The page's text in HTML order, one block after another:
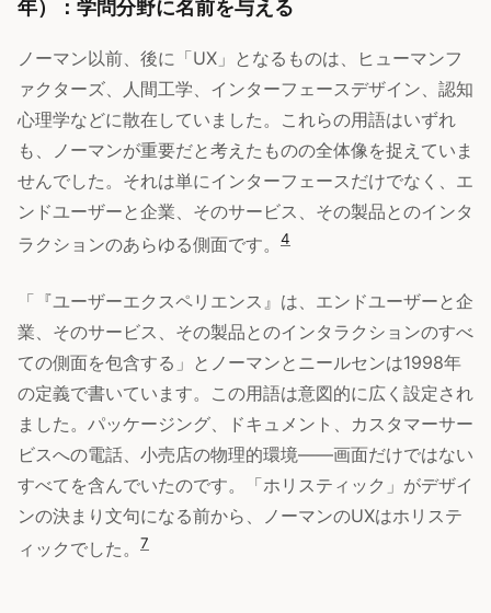
年）：学問分野に名前を与える
ノーマン以前、後に「UX」となるものは、ヒューマンフ
ァクターズ、人間工学、インターフェースデザイン、認知
心理学などに散在していました。これらの用語はいずれ
も、ノーマンが重要だと考えたものの全体像を捉えていま
せんでした。それは単にインターフェースだけでなく、エ
ンドユーザーと企業、そのサービス、その製品とのインタ
ラクションのあらゆる側面です。
4
「『ユーザーエクスペリエンス』は、エンドユーザーと企
業、そのサービス、その製品とのインタラクションのすべ
ての側面を包含する」とノーマンとニールセンは1998年
の定義で書いています。この用語は意図的に広く設定され
ました。パッケージング、ドキュメント、カスタマーサー
ビスへの電話、小売店の物理的環境——画面だけではない
すべてを含んでいたのです。「ホリスティック」がデザイ
ンの決まり文句になる前から、ノーマンのUXはホリステ
ィックでした。
7